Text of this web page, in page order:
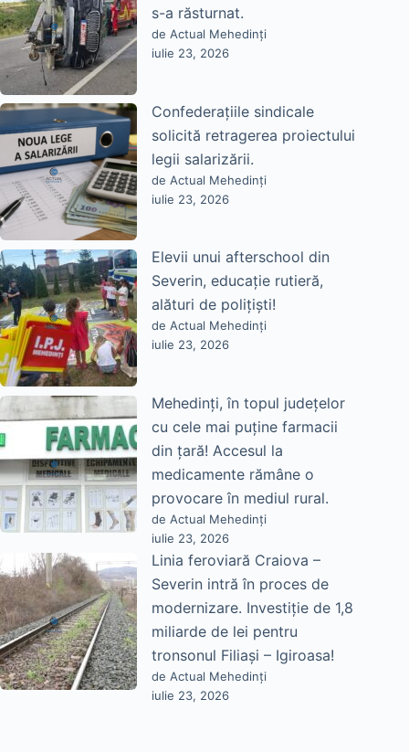
s-a răsturnat.
de Actual Mehedinți
iulie 23, 2026
Confederațiile sindicale
solicită retragerea proiectului
legii salarizării.
de Actual Mehedinți
iulie 23, 2026
Elevii unui afterschool din
Severin, educație rutieră,
alături de polițiști!
de Actual Mehedinți
iulie 23, 2026
Mehedinți, în topul județelor
cu cele mai puține farmacii
din țară! Accesul la
medicamente rămâne o
provocare în mediul rural.
de Actual Mehedinți
iulie 23, 2026
Linia feroviară Craiova –
Severin intră în proces de
modernizare. Investiție de 1,8
miliarde de lei pentru
tronsonul Filiași – Igiroasa!
de Actual Mehedinți
iulie 23, 2026